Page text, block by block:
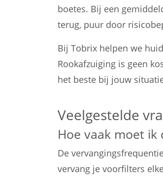
boetes. Bij een
terug, puur door
Bij Tobrix helpen we
Rookafzuiging is geen
het beste bij jouw
Veelgestelde
Hoe vaak moet
De
vervang je voorfilters